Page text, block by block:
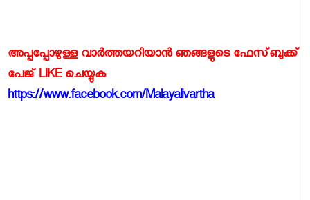
അപ്പപ്പോഴുള്ള വാര്‍ത്തയറിയാന്‍ ഞങ്ങളുടെ ഫേസ്‌ബുക്ക്‌
പേജ് LIKE ചെയ്യുക
https://www.facebook.com/Malayalivartha